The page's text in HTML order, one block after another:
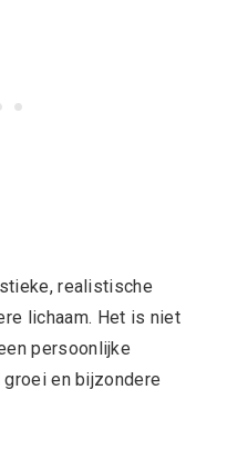
realistische
lichaam. Het is niet
persoonlijke
en bijzondere